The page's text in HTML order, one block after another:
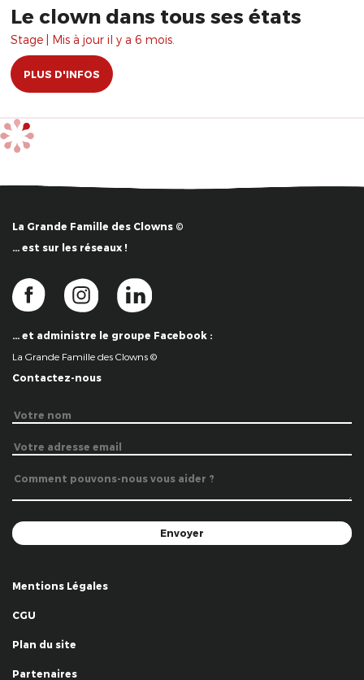
Le clown dans tous ses états
Stage | Mis à jour il y a 6 mois.
PLUS D'INFOS
La Grande Famille des Clowns ©
… est sur les réseaux !
… et administre le groupe Facebook :
La Grande Famille des Clowns ©
Contactez-nous
Mentions Légales
CGU
Plan du site
Partenaires